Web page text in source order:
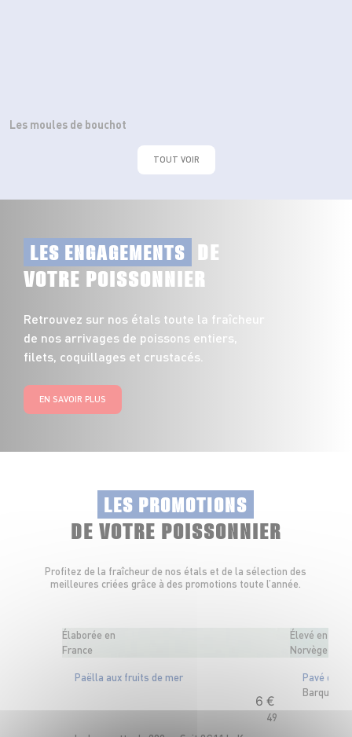
Les moules de bouchot
TOUT VOIR
LES ENGAGEMENTS DE
VOTRE POISSONNIER
Retrouvez sur nos étals toute la fraîcheur
de nos arrivages de poissons entiers,
filets, coquillages et crustacés.
EN SAVOIR PLUS
LES PROMOTIONS
DE VOTRE POISSONNIER
Profitez de la fraîcheur de nos étals et de la sélection des
meilleures criées grâce à des promotions toute l’année.
Élaborée en
France
Paëlla aux fruits de mer
6 €
49
Élevé en
Norvège
Pavé de
Barquette